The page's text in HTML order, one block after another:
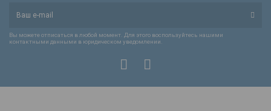
Вы можете отписаться в любой момент. Для этого воспользуйтесь нашими
контактными данными в юридическом уведомлении.